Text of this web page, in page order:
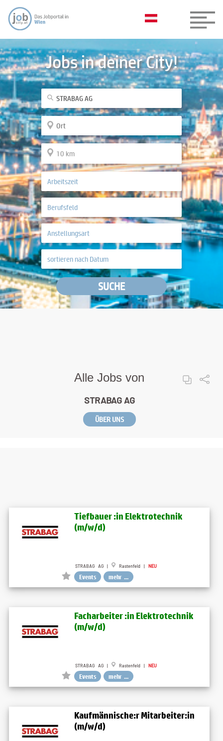
Jobs in deiner City!
SUCHE
Alle Jobs von
STRABAG AG
ÜBER UNS
Tiefbauer :in Elektrotechnik
(m/w/d)
STRABAG AG | Rastenfeld | NEU
Events mehr ...
Facharbeiter :in Elektrotechnik
(m/w/d)
STRABAG AG | Rastenfeld | NEU
Events mehr ...
Kaufmännische:r Mitarbeiter:in
(m/w/d)